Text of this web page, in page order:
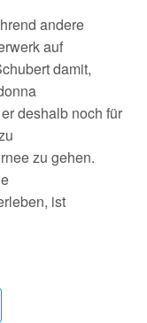
andere
auf
damit,
deshalb noch für
zu gehen.
ist